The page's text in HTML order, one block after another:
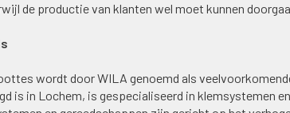
de productie van klanten wel moet kunnen
wordt door WILA genoemd als
is in Lochem, is gespecialiseerd in klemsystemen